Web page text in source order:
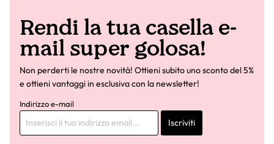
Rendi la tua casella e-
mail super golosa!
Non perderti le nostre novità! Ottieni subito uno sconto del 5%
e ottieni vantaggi in esclusiva con la newsletter!
Indirizzo e-mail
Iscriviti